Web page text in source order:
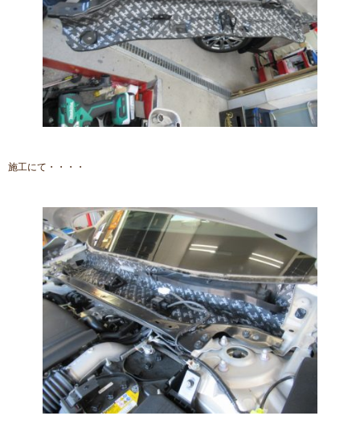
施工にて・・・・